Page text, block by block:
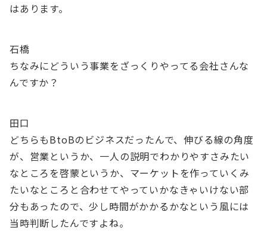
はあります。
石橋
ちなみにどういう事業をざっくりやってる会社さんな
んですか？
田口
どちらもBtoBのビジネスだったんで、伸びる線の角度
が、営業というか、一人の説明でわかりやすさみたい
なところを啓蒙というか、マーケットを作っていくみ
たいなところと合わせてやっていかなきゃいけない部
分もあったので、少し時間がかかるかなという風には
当時判断したんですよね。